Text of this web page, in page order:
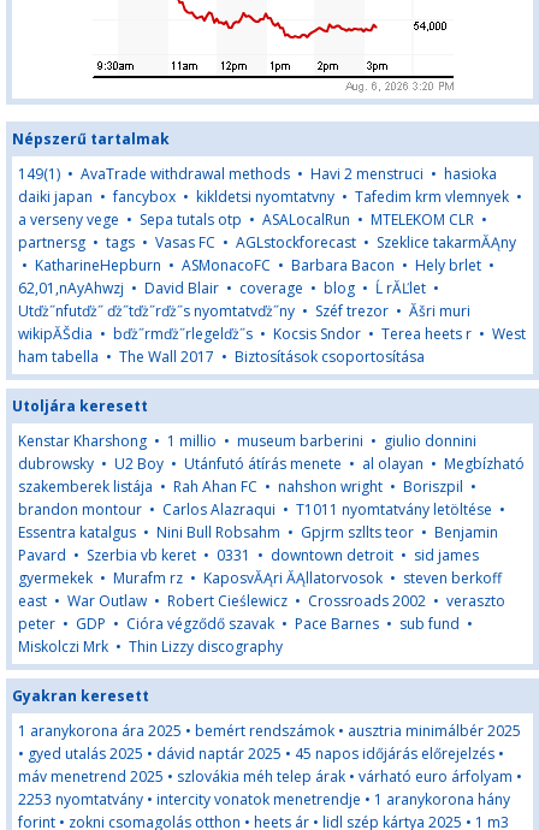
Népszerű tartalmak
149(1) • AvaTrade withdrawal methods • Havi 2 menstruci • hasioka
daiki japan •fancybox • kikldetsi nyomtatvny • Tafedim krm vlemnyek •
a verseny vege • Sepa tutals otp • ASALocalRun • MTELEKOM CLR •
partnersg • tags • Vasas FC • AGLstockforecast • Szeklice takarmĂĄny
• KatharineHepburn • ASMonacoFC • Barbara Bacon • Hely brlet •
62,01,nAyAhwzj • David Blair • coverage • blog • Ĺ rĂĽlet •
Utďż˝nfutďż˝ ďż˝tďż˝rďż˝s nyomtatvďż˝ny • Széf trezor • Ăšri muri
wikipĂŠdia • bďż˝rmďż˝rlegelďż˝s • Kocsis Sndor • Terea heets r • West
ham tabella • The Wall 2017 • Biztosítások csoportosítása
Utoljára keresett
Kenstar Kharshong • 1 millio • museum barberini • giulio donnini
dubrowsky • U2 Boy • Utánfutó átírás menete • al olayan • Megbízható
szakemberek listája • Rah Ahan FC • nahshon wright • Boriszpil •
brandon montour • Carlos Alazraqui • T1011 nyomtatvány letöltése •
Essentra katalgus • Nini Bull Robsahm • Gpjrm szllts teor • Benjamin
Pavard • Szerbia vb keret • 0331 • downtown detroit • sid james
gyermekek • Murafm rz • KaposvĂĄri ĂĄllatorvosok • steven berkoff
east • War Outlaw • Robert Cieślewicz • Crossroads 2002 • veraszto
peter • GDP • Cióra végződő szavak • Pace Barnes • sub fund •
Miskolczi Mrk • Thin Lizzy discography
Gyakran keresett
1 aranykorona ára 2025 • bemért rendszámok • ausztria minimálbér 2025
• gyed utalás 2025 • dávid naptár 2025 • 45 napos időjárás előrejelzés •
máv menetrend 2025 • szlovákia méh telep árak • várható euro árfolyam •
2253 nyomtatvány • intercity vonatok menetrendje • 1 aranykorona hány
forint • zokni csomagolás otthon • heets ár • lidl szép kártya 2025 • 1 m3